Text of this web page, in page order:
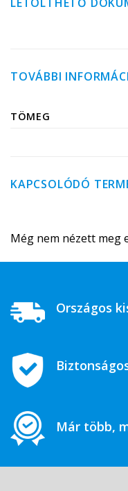
TOVÁBBI
TÖMEG
KAPCSOLÓDÓ
Még nem nézett meg
Országos
Már több,